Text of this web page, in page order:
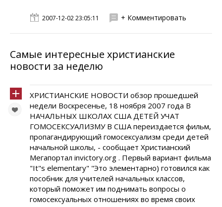
2007-12-02 23:05:11 + Комментировать
Самые интересные христианские
новости за неделю
ХРИСТИАНСКИЕ НОВОСТИ обзор прошедшей
недели Воскресенье, 18 ноября 2007 года В
HАЧАЛЬHЫХ ШКОЛАХ США ДЕТЕЙ УЧАТ
ГОМОСЕКСУАЛИЗМУ В США переиздается фильм,
пропагандирующий гомосексуализм среди детей
начальной школы, - сообщает Христианский
Мегапортал invictory.org . Первый вариант фильма
"It"s elementary" "Это элементарно) готовился как
пособник для учителей начальных классов,
который поможет им поднимать вопросы о
гомосексуальных отношениях во время своих